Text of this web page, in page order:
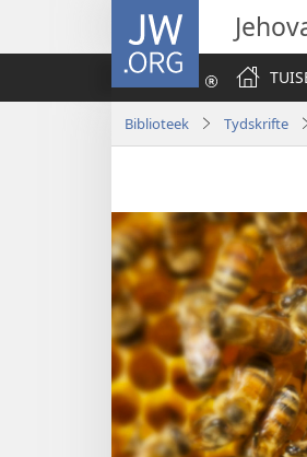
JW.ORG
Biblioteek Tydskrifte